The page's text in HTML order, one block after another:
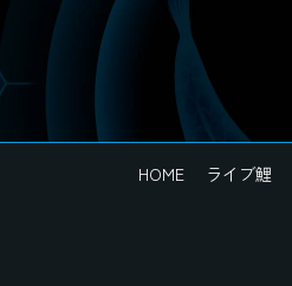
HOME ライブ鯉